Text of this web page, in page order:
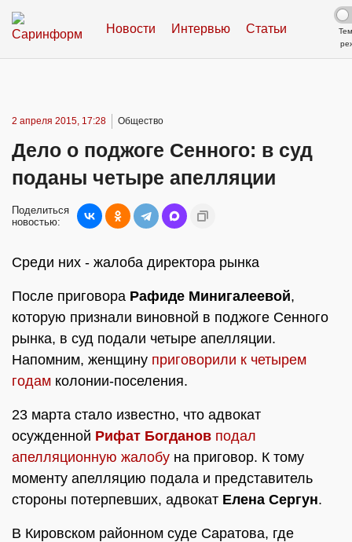
Новости Интервью Статьи
2 апреля 2015, 17:28 Общество
Дело о поджоге Сенного: в суд
поданы четыре апелляции
Поделиться
новостью:
Среди них - жалоба директора рынка
После приговора Рафиде Минигалеевой,
которую признали виновной в поджоге Сенного
рынка, в суд подали четыре апелляции.
Напомним, женщину приговорили к четырем
годам колонии-поселения.
23 марта стало известно, что адвокат
осужденной Рифат Богданов подал
апелляционную жалобу на приговор. К тому
моменту апелляцию подала и представитель
стороны потерпевших, адвокат Елена Сергун.
В Кировском районном суде Саратова, где